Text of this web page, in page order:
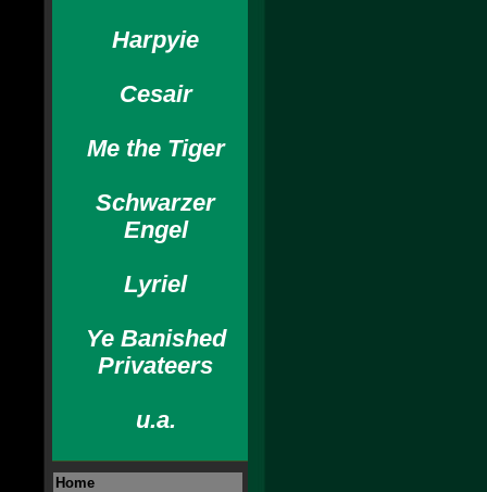
Harpyie
Cesair
Me the Tiger
Schwarzer
Engel
Lyriel
Ye Banished
Privateers
u.a.
Home